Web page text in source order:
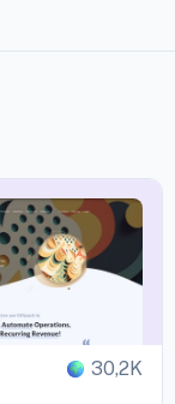
30,2K